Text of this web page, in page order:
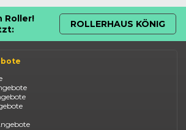
Roller!
ROLLERHAUS KÖNIG